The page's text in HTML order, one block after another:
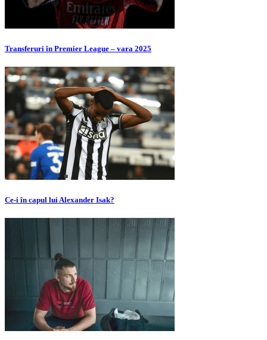
Transferuri în Premier League – vara 2025
Ce-i în capul lui Alexander Isak?